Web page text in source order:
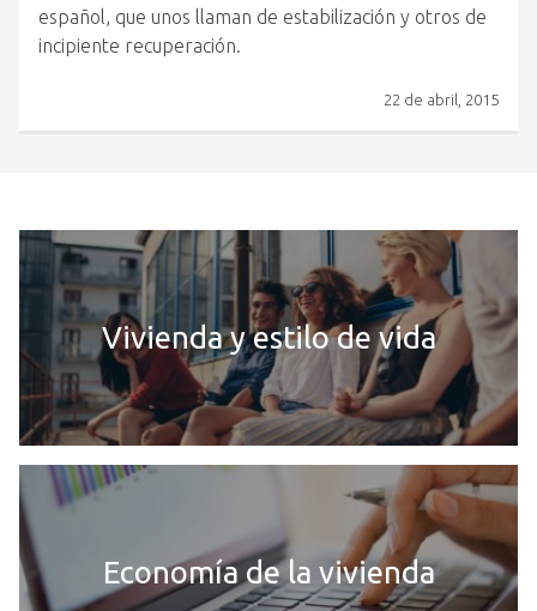
español, que unos llaman de estabilización y otros de
incipiente recuperación.
22 de abril, 2015
Vivienda y estilo de vida
Economía de la vivienda